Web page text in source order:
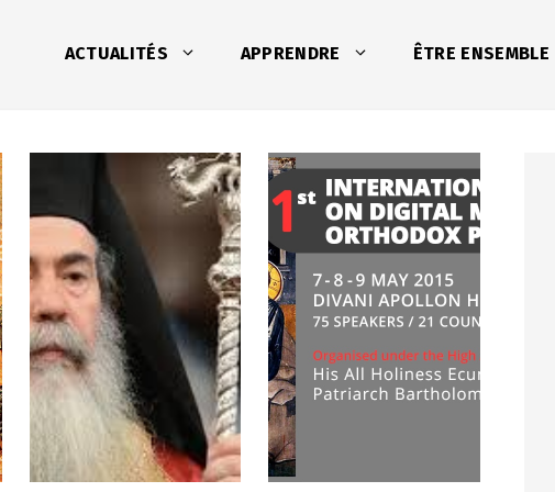
ACTUALITÉS APPRENDRE ÊTRE ENSEMBLE